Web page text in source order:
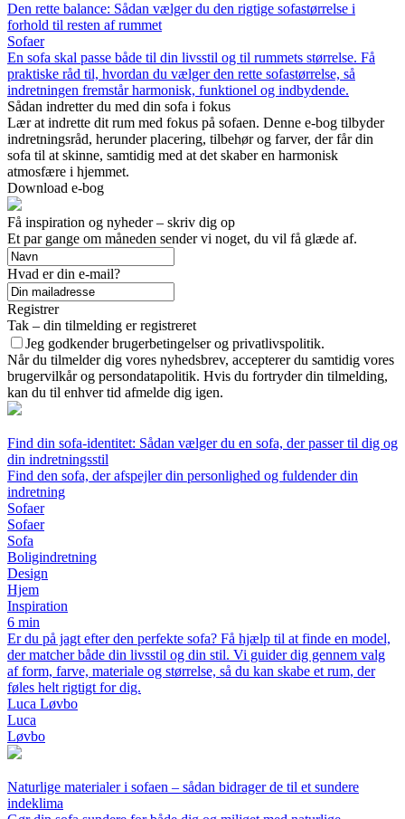
Den rette balance: Sådan vælger du den rigtige sofastørrelse i
forhold til resten af rummet
Sofaer
En sofa skal passe både til din livsstil og til rummets størrelse. Få
praktiske råd til, hvordan du vælger den rette sofastørrelse, så
indretningen fremstår harmonisk, funktionel og indbydende.
Sådan indretter du med din sofa i fokus
Lær at indrette dit rum med fokus på sofaen. Denne e-bog tilbyder
indretningsråd, herunder placering, tilbehør og farver, der får din
sofa til at skinne, samtidig med at det skaber en harmonisk
atmosfære i hjemmet.
Download e-bog
Få inspiration og nyheder – skriv dig op
Et par gange om måneden sender vi noget, du vil få glæde af.
Hvad er din e-mail?
Registrer
Tak – din tilmelding er registreret
Jeg godkender brugerbetingelser og privatlivspolitik.
Når du tilmelder dig vores nyhedsbrev, accepterer du samtidig vores
brugervilkår og persondatapolitik. Hvis du fortryder din tilmelding,
kan du til enhver tid afmelde dig igen.
Find din sofa-identitet: Sådan vælger du en sofa, der passer til dig og
din indretningsstil
Find den sofa, der afspejler din personlighed og fuldender din
indretning
Sofaer
Sofaer
Sofa
Boligindretning
Design
Hjem
Inspiration
6 min
Er du på jagt efter den perfekte sofa? Få hjælp til at finde en model,
der matcher både din livsstil og din stil. Vi guider dig gennem valg
af form, farve, materiale og størrelse, så du kan skabe et rum, der
føles helt rigtigt for dig.
Luca Løvbo
Luca
Løvbo
Naturlige materialer i sofaen – sådan bidrager de til et sundere
indeklima